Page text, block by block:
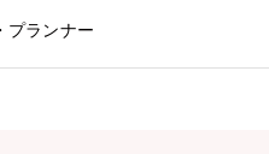
たコンセプト開発■多様な領域
したマーケティングキャンペー
ドのブランディング戦略に携
境■国内トップクラスのデジタ
プランナー